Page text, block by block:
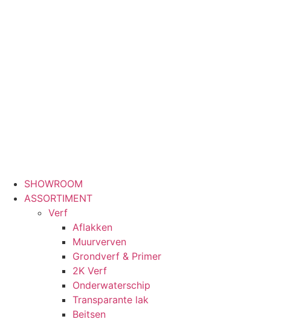
SHOWROOM
ASSORTIMENT
Verf
Aflakken
Muurverven
Grondverf & Primer
2K Verf
Onderwaterschip
Transparante lak
Beitsen